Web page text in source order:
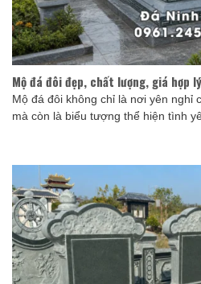
Mộ đá đôi đẹp, chất lượng, giá hợp
Mộ đá đôi không chỉ là nơi yên nghỉ
mà còn là biểu tượng thể hiện tình